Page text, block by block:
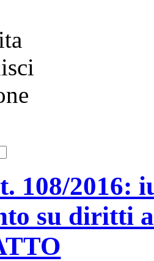
108/2016:
su diritti